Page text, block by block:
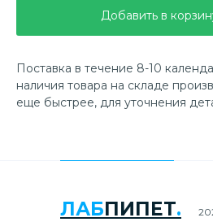
Добавить в
Поставка в течение 8-10
наличия товара на складе
еще быстрее, для уточнения
ЛАБПИПЕТ.